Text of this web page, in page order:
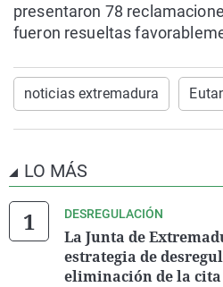
presentaron 78
fueron resueltas
noticias extremadura
LO MÁS
DESREGULACIÓN
La Junta de
estrategia de
eliminación de la